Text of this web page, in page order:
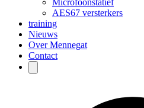
Microfoonstatief
AES67 versterkers
training
Nieuws
Over Mennegat
Contact